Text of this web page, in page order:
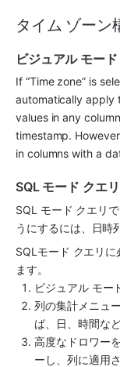
タイム ゾーン
ビジュアル モー
If “Time zone” is
automatically apply
values in any
timestamp.
in columns with a
SQL モード クエ
SQL モード クエリ
うにするには、日時
SQLモード クエリ
ます。
ビジュアル モー
列の集計メニュ
ば、日、時間など
高度なドロワー
ーし、列に適用